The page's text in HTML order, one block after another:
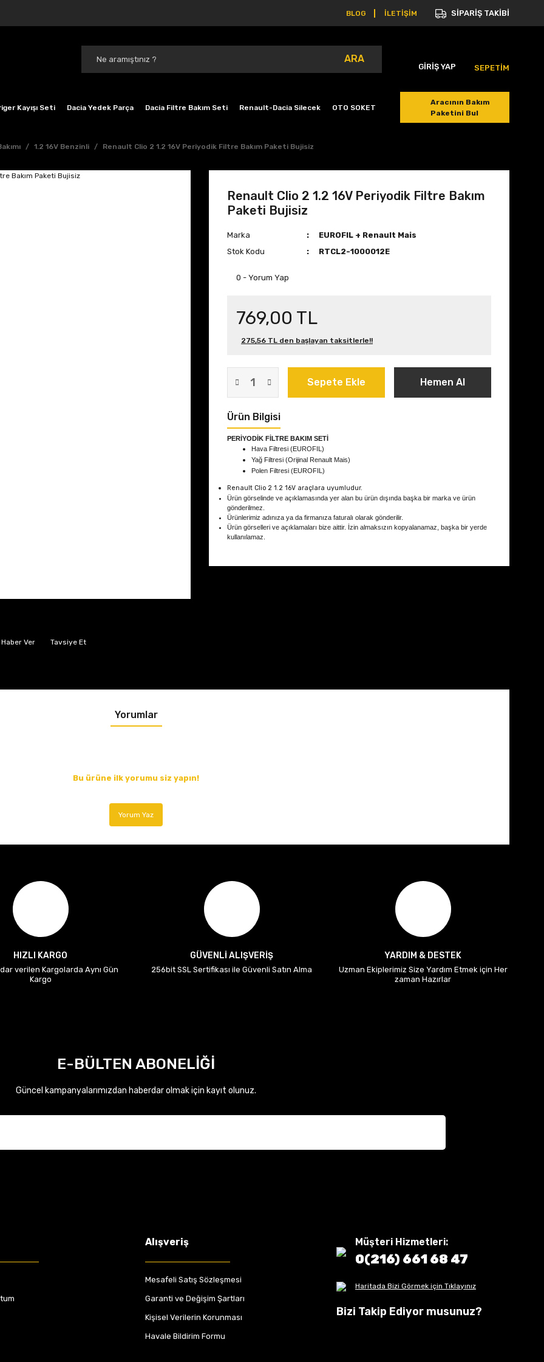
BLOG İLETİŞİM SİPARİŞ TAKİBİ
ARA
GİRİŞ YAP SEPETİM
Kayışı Seti Dacia Yedek Parça Dacia Filtre Bakım Seti Renault-Dacia Silecek OTO SOKET
Aracının Bakım
Paketini Bul
1.2 16V Benzinli Renault Clio 2 1.2 16V Periyodik Filtre Bakım Paketi Bujisiz
Ver Tavsiye Et
Renault Clio 2 1.2 16V Periyodik Filtre Bakım
Paketi Bujisiz
Marka
EUROFIL + Renault Mais
Stok Kodu
RTCL2-1000012E
0 - Yorum Yap
769,00 TL
275,56 TL den başlayan taksitlerle!!
Sepete Ekle Hemen Al
Ürün Bilgisi
PERİYODİK FİLTRE BAKIM SETİ
Hava Filtresi (EUROFIL)
Yağ Filtresi (Orijinal Renault Mais)
Polen Filtresi (EUROFIL)
Renault Clio 2 1.2 16V araçlara uyumludur.
Ürün görselinde ve açıklamasında yer alan bu ürün dışında başka bir marka ve ürün
gönderilmez.
Ürünlerimiz adınıza ya da firmanıza faturalı olarak gönderilir.
Ürün görselleri ve açıklamaları bize aittir. İzin almaksızın kopyalanamaz, başka bir yerde
kullanılamaz.
Yorumlar
Bu ürüne ilk yorumu siz yapın!
Yorum Yaz
HIZLI KARGO
verilen Kargolarda Aynı Gün
Kargo
GÜVENLİ ALIŞVERİŞ
256bit SSL Sertifikası ile Güvenli Satın Alma
YARDIM & DESTEK
Uzman Ekiplerimiz Size Yardım Etmek için Her
zaman Hazırlar
E-BÜLTEN ABONELİĞİ
Güncel kampanyalarımızdan haberdar olmak için kayıt olunuz.
Alışveriş
Mesafeli Satış Sözleşmesi
Garanti ve Değişim Şartları
Kişisel Verilerin Korunması
Havale Bildirim Formu
Müşteri Hizmetleri:
0(216) 661 68 47
Haritada Bizi Görmek için Tıklayınız
Bizi Takip Ediyor musunuz?